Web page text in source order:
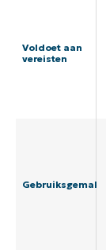
Voldoet aan
vereisten
Gebruiksgemak